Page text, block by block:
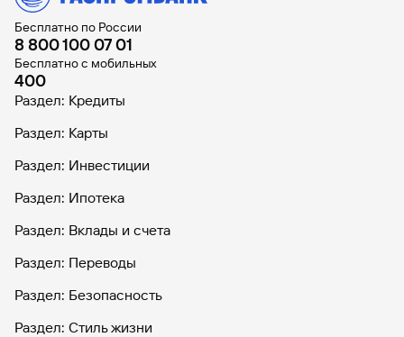
Бесплатно по России
8 800 100 07 01
Бесплатно с мобильных
400
Раздел: Кредиты
Раздел: Карты
Раздел: Инвестиции
Раздел: Ипотека
Раздел: Вклады и счета
Раздел: Переводы
Раздел: Безопасность
Раздел: Стиль жизни